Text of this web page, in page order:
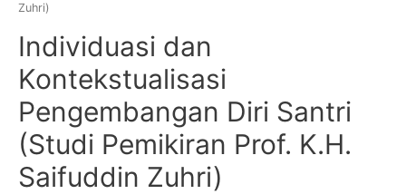
Zuhri)
Individuasi dan
Kontekstualisasi
Pengembangan Diri Santri
(Studi Pemikiran Prof. K.H.
Saifuddin Zuhri)